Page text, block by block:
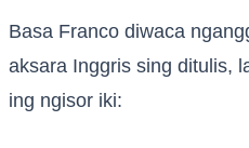
Basa Franco diwaca
aksara Inggris sing ditulis,
ing ngisor iki: